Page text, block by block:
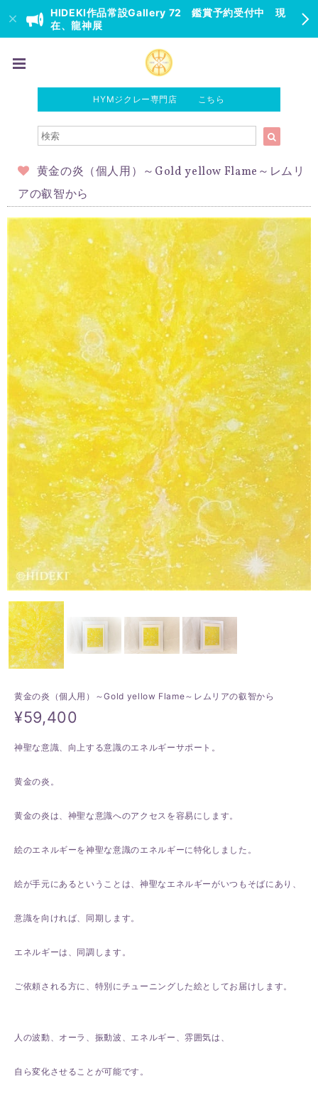
HIDEKI作品常設Gallery 72 鑑賞予約受付中 現
在、龍神展
HYMジクレー専門店 こちら
黄金の炎（個人用）～Gold yellow Flame～レムリ
アの叡智から
黄金の炎（個人用）～Gold yellow Flame～レムリアの叡智から
¥59,400
神聖な意識、向上する意識のエネルギーサポート。
黄金の炎。
黄金の炎は、神聖な意識へのアクセスを容易にします。
絵のエネルギーを神聖な意識のエネルギーに特化しました。
絵が手元にあるということは、神聖なエネルギーがいつもそばにあり、
意識を向ければ、同期します。
エネルギーは、同調します。
ご依頼される方に、特別にチューニングした絵としてお届けします。
人の波動、オーラ、振動波、エネルギー、雰囲気は、
自ら変化させることが可能です。